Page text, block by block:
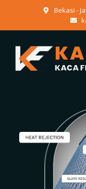
Bekasi -